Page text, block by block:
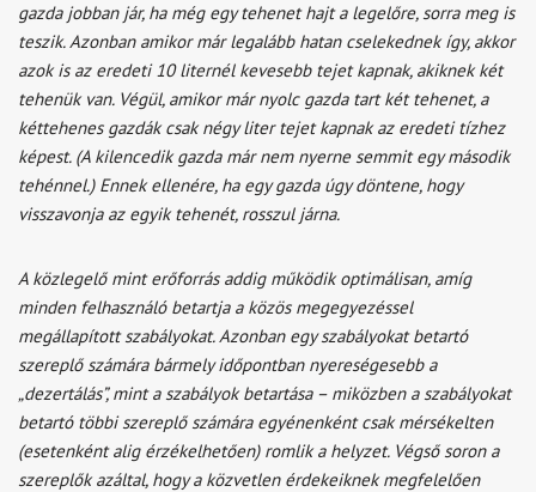
gazda jobban jár, ha még egy tehenet hajt a legelőre, sorra meg is
teszik. Azonban amikor már legalább hatan cselekednek így, akkor
azok is az eredeti 10 liternél kevesebb tejet kapnak, akiknek két
tehenük van. Végül, amikor már nyolc gazda tart két tehenet, a
kéttehenes gazdák csak négy liter tejet kapnak az eredeti tízhez
képest. (A kilencedik gazda már nem nyerne semmit egy második
tehénnel.) Ennek ellenére, ha egy gazda úgy döntene, hogy
visszavonja az egyik tehenét, rosszul járna.
A közlegelő mint erőforrás addig működik optimálisan, amíg
minden felhasználó betartja a közös megegyezéssel
megállapított szabályokat. Azonban egy szabályokat betartó
szereplő számára bármely időpontban nyereségesebb a
„dezertálás”, mint a szabályok betartása – miközben a szabályokat
betartó többi szereplő számára egyénenként csak mérsékelten
(esetenként alig érzékelhetően) romlik a helyzet. Végső soron a
szereplők azáltal, hogy a közvetlen érdekeiknek megfelelően